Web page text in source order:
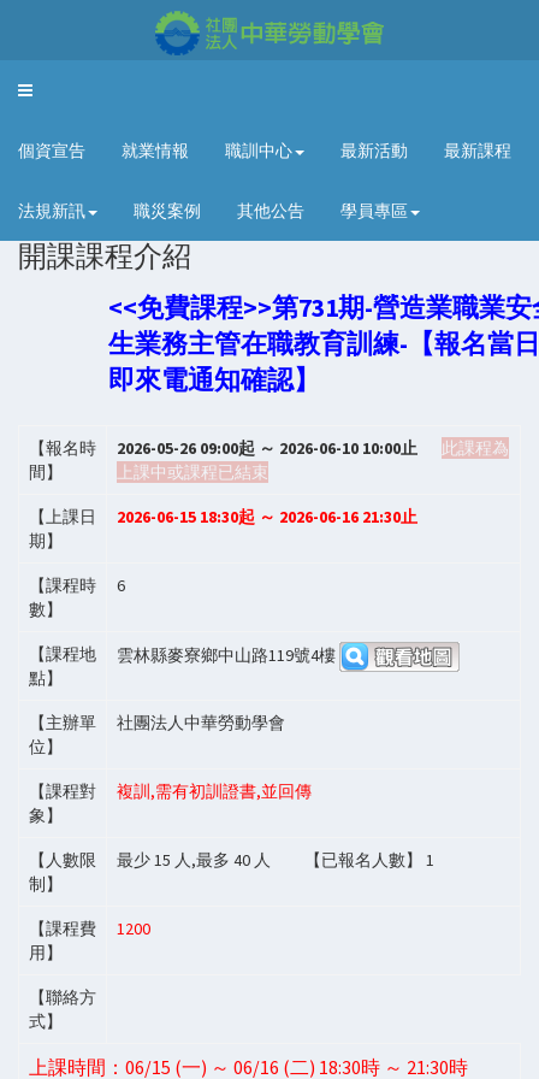
Toggle
個資宣告 就業情報 職訓中心 最新活動 最新課程
法規新訊 職災案例 其他公告 學員專區
開課課程介紹
<<免費課程>>第731期-營造業職業
生業務主管在職教育訓練-【報名當
即來電通知確認】
【報名時
間】
2026-05-26 09:00起 ～ 2026-06-10 10:00止
此課程為
上課中或課程已結束
【上課日
期】
2026-06-15 18:30起 ～ 2026-06-16 21:30止
【課程時
數】
6
【課程地
點】
雲林縣麥寮鄉中山路119號4樓
【主辦單
位】
社團法人中華勞動學會
【課程對
象】
複訓,需有初訓證書,並回傳
【人數限
制】
最少15 人,最多 40 人 【已報名人數】 1
【課程費
用】
1200
【聯絡方
式】
上課時間：06/15 (一) ～ 06/16 (二) 18:30時 ～ 21:30時